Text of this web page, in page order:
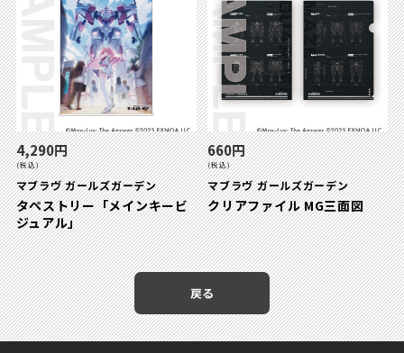
4,290円
(税込)
マブラヴ ガールズガーデン
タペストリー「メインキービ
ジュアル」
660円
(税込)
マブラヴ ガールズガーデン
クリアファイル MG三面図
戻る